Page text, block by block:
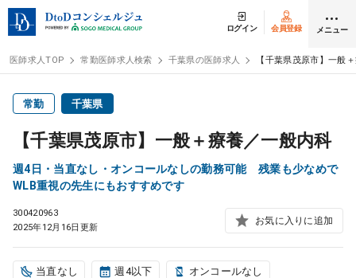
ログイン 会員登録 メニュー
医師求人
非常勤検索 アルバイト
医師求人TOP 常勤医師求人検索 千葉県の医師求人 【千葉県茂原市】一般
常勤 千葉県
【千葉県茂原市】一般＋療養／一般内科
週4日・当直なし・オンコールなしの勤務可能 残業も少なめで
WLB重視の先生にもおすすめです
300420963
2025年12月16日更新
お気に入りに追加
当直なし 週4以下 オンコールなし